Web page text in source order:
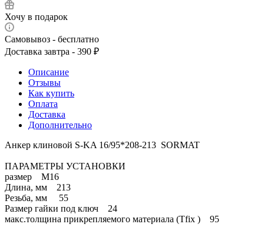
Хочу в подарок
Самовывоз - бесплатно
Доставка завтра - 390 ₽
Описание
Отзывы
Как купить
Оплата
Доставка
Дополнительно
Анкер клиновой S-KA 16/95*208-213 SORMAT
ПАРАМЕТРЫ УСТАНОВКИ
размер M16
Длина, мм 213
Резьба, мм 55
Размер гайки под ключ 24
макс.толщина прикрепляемого материала (Tfix ) 95